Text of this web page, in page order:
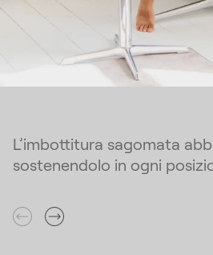
L’imbottitura sagomata
sostenendolo in ogni